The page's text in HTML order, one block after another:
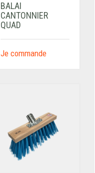
BALAI
CANTONNIER
QUAD
Je commande